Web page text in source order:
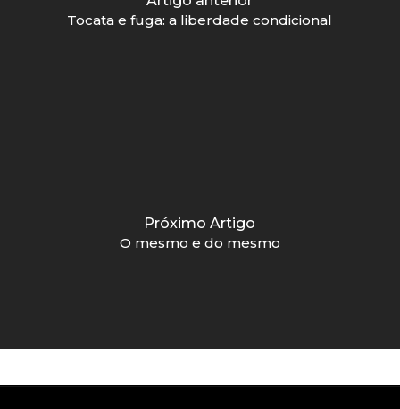
Tocata e fuga: a liberdade condicional
Próximo Artigo
O mesmo e do mesmo